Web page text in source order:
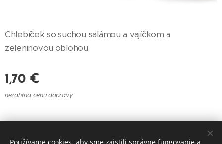
Chlebíček so suchou salámou a vajíčkom a
zeleninovou oblohou
1,70€
nezahŕňa cenu dopravy
Používame cookies, aby sme zaistili správne fungovanie a